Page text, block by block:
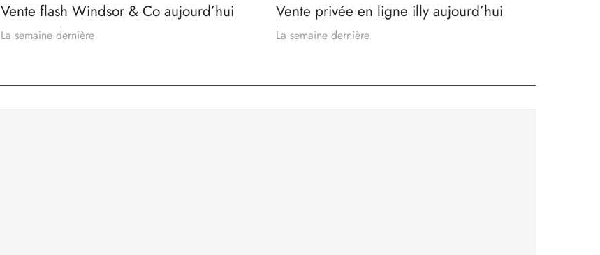
Vente flash Windsor & Co aujourd’hui
La semaine dernière
Vente privée en ligne illy aujourd’hui
La semaine dernière